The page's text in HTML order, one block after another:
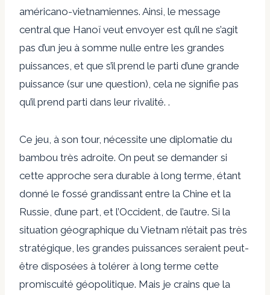
américano-vietnamiennes. Ainsi, le message
central que Hanoï veut envoyer est qu’il ne s’agit
pas d’un jeu à somme nulle entre les grandes
puissances, et que s’il prend le parti d’une grande
puissance (sur une question), cela ne signifie pas
qu’il prend parti dans leur rivalité. .
Ce jeu, à son tour, nécessite une diplomatie du
bambou très adroite. On peut se demander si
cette approche sera durable à long terme, étant
donné le fossé grandissant entre la Chine et la
Russie, d’une part, et l’Occident, de l’autre. Si la
situation géographique du Vietnam n’était pas très
stratégique, les grandes puissances seraient peut-
être disposées à tolérer à long terme cette
promiscuité géopolitique. Mais je crains que la